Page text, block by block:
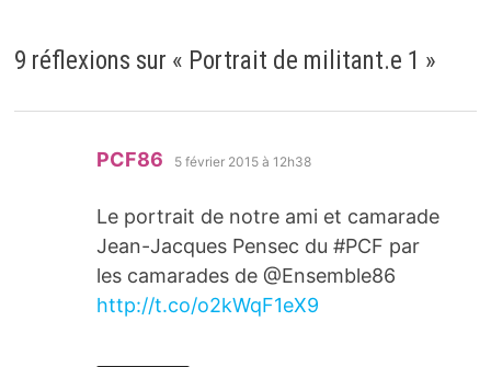
9 réflexions sur « Portrait de militant.e 1 »
PCF86 dit :
5 février 2015 à 12h38
Le portrait de notre ami et camarade
Jean-Jacques Pensec du #PCF par
les camarades de @Ensemble86
http://t.co/o2kWqF1eX9